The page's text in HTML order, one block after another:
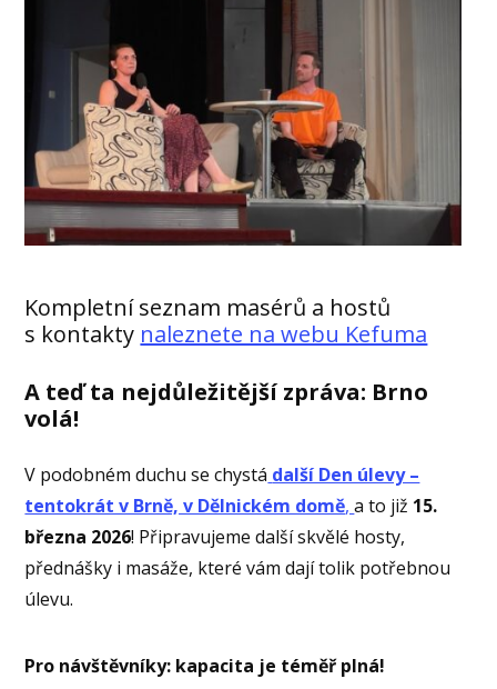
Kompletní seznam masérů a hostů
s kontakty naleznete na webu Kefuma
A teď ta nejdůležitější zpráva: Brno
volá!
V podobném duchu se chystá další Den úlevy –
tentokrát v Brně, v Dělnickém domě,a to již 15.
března 2026! Připravujeme další skvělé hosty,
přednášky i masáže, které vám dají tolik potřebnou
úlevu.
Pro návštěvníky: kapacita je téměř plná!